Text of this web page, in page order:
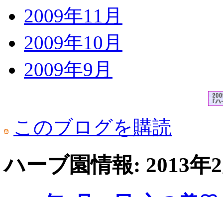
2009年11月
2009年10月
2009年9月
このブログを購読
ハーブ園情報: 2013年